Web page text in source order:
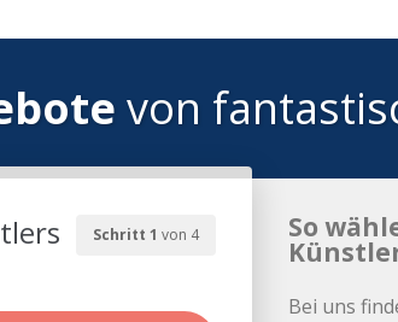
von
Schritt 1 von 4 So
Bei uns